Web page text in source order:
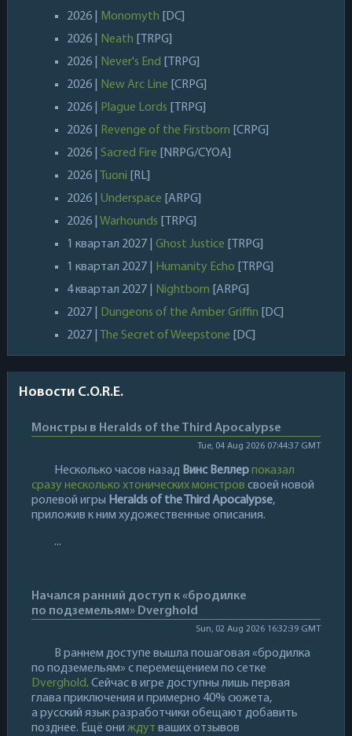
2026 |
Monomyth
[DC]
2026 |
Neath
[TRPG]
2026 |
Never's End
[TRPG]
2026 |
New Arc Line [CRPG]
2026 |
Plague Lords
[TRPG]
2026 |
Revenge of the Firstborn [CRPG]
2026 | Sacred Fire
[NRPG/CYOA]
2026 |
Tuoni
[RL]
2026 | Underspace [ARPG]
2026 | Warhounds
[TRPG]
1 квартал 2027 | Ghost Justice
[TRPG]
1 квартал 2027 |
Humanity Echo
[TRPG]
4 квартал 2027 |
Nightborn [ARPG]
2027 |
Dungeons of the Amber Griffin
[DC]
2027 |
The Secret of Weepstone [DC]
Новости C.O.R.E.
Монстры в Heralds of the Third Apocalypse
Tue, 04 Aug 2026 07:44:37 GMT
Несколько часов назад Винс Веллер показал
сразу несколько хтонических монстров своей новой
ролевой игры Heralds of the Third Apocalypse,
приложив к ним художественные описания.
...
Начался ранний доступ к «бродилке
по подземельям» Dverghold
Sun, 02 Aug 2026 16:32:39 GMT
В раннем доступе вышла пошаговая «бродилка
по подземельям» с перемещением по сетке
Dverghold. Сейчас в игре доступны лишь первая
глава приключения и примерно 40% сюжета,
а русский язык разработчики обещают добавить
позднее. Ещё они ждут ваших отзывов